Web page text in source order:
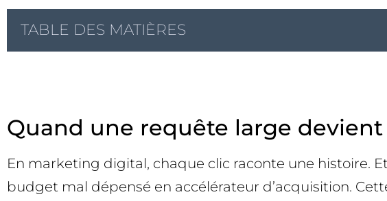
TABLE DES MATIÈRES
Quand une requête large
En marketing digital, chaque clic raconte une histoire.
budget mal dépensé en accélérateur d’acquisition.